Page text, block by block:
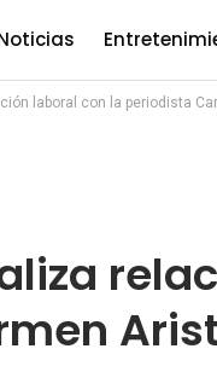
laboral con la periodista